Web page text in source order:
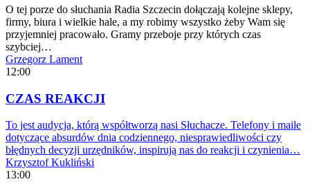
O tej porze do słuchania Radia Szczecin dołączają kolejne sklepy,
firmy, biura i wielkie hale, a my robimy wszystko żeby Wam się
przyjemniej pracowało. Gramy przeboje przy których czas
szybciej…
Grzegorz Lament
12:00
CZAS REAKCJI
To jest audycja, którą współtworzą nasi Słuchacze. Telefony i maile
dotyczące absurdów dnia codziennego, niesprawiedliwości czy
błędnych decyzji urzędników, inspirują nas do reakcji i czynienia…
Krzysztof Kukliński
13:00